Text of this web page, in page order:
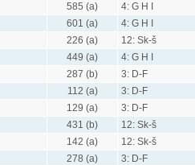
585 (a)
4: G H I
601 (a)
4: G H I
226 (a)
12: Sk-š
449 (a)
4: G H I
287 (b)
3: D-F
112 (a)
3: D-F
129 (a)
3: D-F
431 (b)
12: Sk-š
142 (a)
12: Sk-š
278 (a)
3: D-F